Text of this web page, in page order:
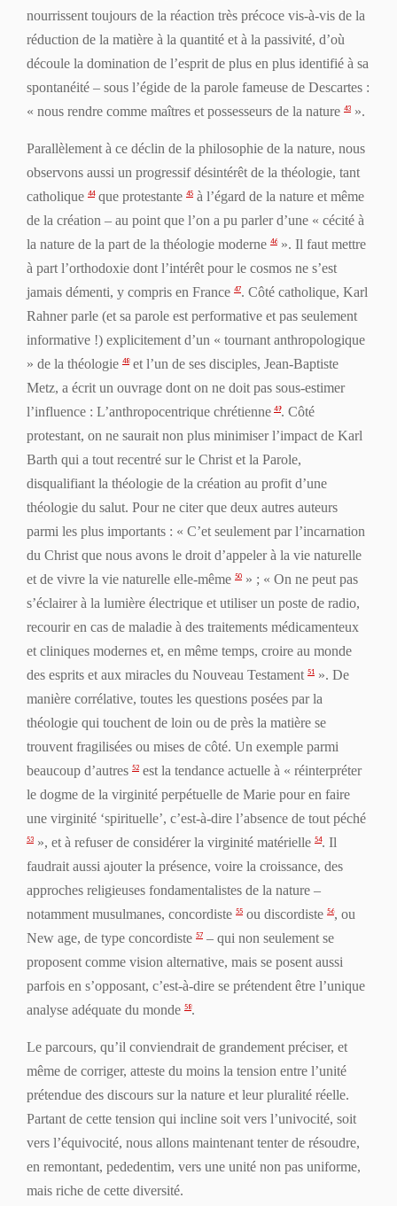
nourrissent toujours de la réaction très précoce vis-à-vis de la
réduction de la matière à la quantité et à la passivité, d’où
découle la domination de l’esprit de plus en plus identifié à sa
spontanéité – sous l’égide de la parole fameuse de Descartes :
« nous rendre comme maîtres et pos­sesseurs de la nature 43 ».
Parallèlement à ce déclin de la philosophie de la nature, nous
observons aussi un progressif désintérêt de la théologie, tant
catholique 44que protestante 45 à l’égard de la nature et même
de la création – au point que l’on a pu parler d’une « cécité à
la nature de la part de la théologie moderne 46». Il faut mettre
à part l’orthodoxie dont l’intérêt pour le cosmos ne s’est
jamais démenti, y compris en France 47. Côté catholique, Karl
Rahner parle (et sa parole est performative et pas seulement
informative !) explicitement d’un « tournant anthropologique
» de la théologie 48et l’un de ses disciples, Jean-Baptiste
Metz, a écrit un ouvrage dont on ne doit pas sous-estimer
l’influence : L’anthropocentrique chrétienne 49. Côté
protestant, on ne saurait non plus minimiser l’impact de Karl
Barth qui a tout recentré sur le Christ et la Parole,
disqualifiant la théologie de la création au profit d’une
théologie du salut. Pour ne citer que deux autres auteurs
parmi les plus importants : « C’et seulement par l’incarnation
du Christ que nous avons le droit d’appeler à la vie naturelle
et de vivre la vie naturelle elle-même 50 » ; « On ne peut pas
s’éclairer à la lumière électrique et utiliser un poste de radio,
recourir en cas de maladie à des traitements médicamenteux
et cliniques modernes et, en même temps, croire au monde
des esprits et aux miracles du Nouveau Testament 51 ». De
manière corrélative, toutes les questions posées par la
théologie qui touchent de loin ou de près la matière se
trouvent fragilisées ou mises de côté. Un exemple parmi
beaucoup d’autres 52 est la tendance actuelle à « réinterpréter
le dogme de la virginité perpétuelle de Marie pour en faire
une virginité ‘spirituelle’, c’est-à-dire l’absence de tout péché
53 », et à refuser de considérer la virginité matérielle 54. Il
faudrait aussi ajouter la présence, voire la croissance, des
approches religieuses fondamentalistes de la nature –
notamment musulmanes, concordiste 55 ou discordiste 56, ou
New age, de type concordiste 57 – qui non seulement se
proposent comme vision alternative, mais se posent aussi
parfois en s’opposant, c’est-à-dire se prétendent être l’unique
analyse adéquate du monde 58.
Le parcours, qu’il conviendrait de grandement préciser, et
même de corriger, atteste du moins la tension entre l’unité
prétendue des discours sur la nature et leur pluralité réelle.
Partant de cette tension qui incline soit vers l’univocité, soit
vers l’équivocité, nous allons maintenant tenter de résoudre,
en remontant, pededentim, vers une unité non pas uniforme,
mais riche de cette diversité.